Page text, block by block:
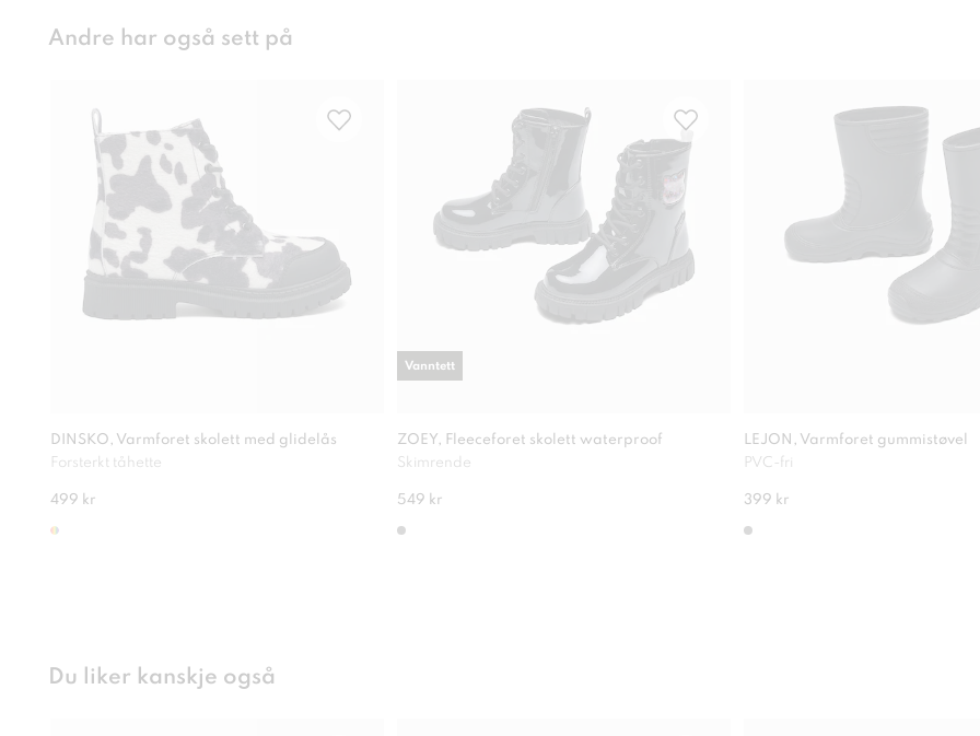
Andre har også sett på
DINSKO, Varmforet skolett med glidelås
Forsterkt tåhette
499 kr
ZOEY, Fleeceforet skolett waterproof
Skimrende
549 kr
Vanntett
LEJON, Varmforet gummistøvel
PVC-fri
399 kr
Du liker kanskje også